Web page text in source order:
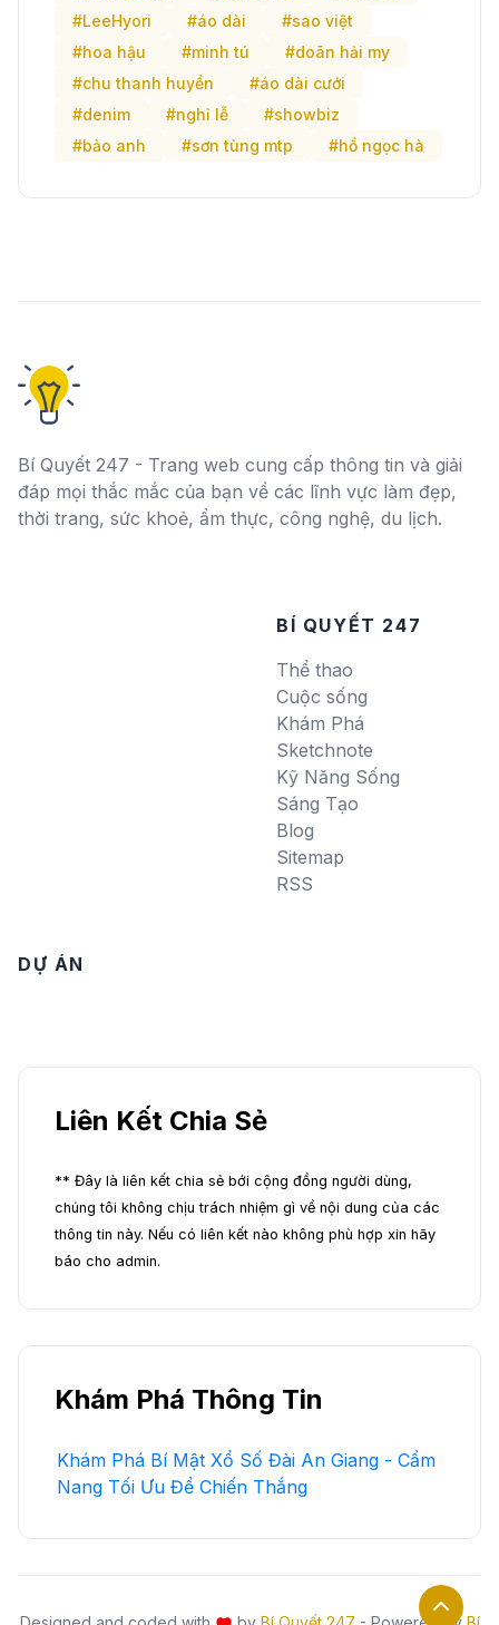
#LeeHyori
#áo dài
#sao việt
#hoa hậu
#minh tú
#doãn hải my
#chu thanh huyền
#áo dài cưới
#denim
#nghỉ lễ
#showbiz
#bảo anh
#sơn tùng mtp #hồ ngọc hà
Bí Quyết 247 - Trang web cung cấp thông tin và giải
đáp mọi thắc mắc của bạn về các lĩnh vực làm đẹp,
thời trang, sức khoẻ, ẩm thực, công nghệ, du lịch.
BÍ QUYẾT 247
Thể thao
Cuộc sống
Khám Phá
Sketchnote
Kỹ Năng Sống
Sáng Tạo
Blog
Sitemap
RSS
DỰ ÁN
Liên Kết Chia Sẻ
** Đây là liên kết chia sẻ bới cộng đồng người dùng,
chúng tôi không chịu trách nhiệm gì về nội dung của các
thông tin này. Nếu có liên kết nào không phù hợp xin hãy
báo cho admin.
Khám Phá Thông Tin
Khám Phá Bí Mật Xổ Số Đài An Giang - Cẩm
Nang Tối Ưu Để Chiến Thắng